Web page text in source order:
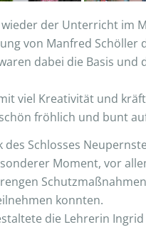
der Unterricht im
von Manfred
dabei die Basis
viel Kreativität und
fröhlich und bunt
des Schlosses
Moment, vor
konnten.
die Lehrerin